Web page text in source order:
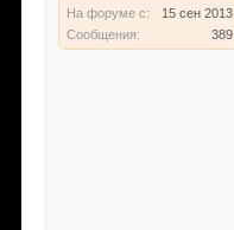
На форуме с:
15 сен 2013
Сообщения:
389